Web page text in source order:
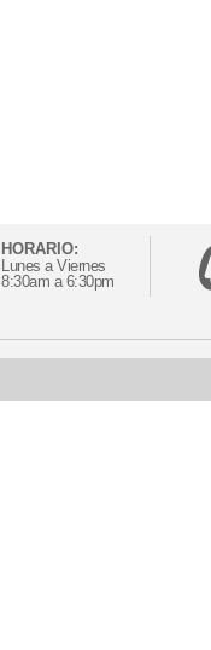
HORARIO:
Lunes a Viernes
8:30am a 6:30pm